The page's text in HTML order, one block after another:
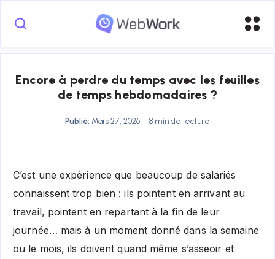
Encore à perdre du temps avec les feuilles
de temps hebdomadaires ?
Publié: Mars 27, 2026 8 min de lecture
C’est une expérience que beaucoup de salariés
connaissent trop bien : ils pointent en arrivant au
travail, pointent en repartant à la fin de leur
journée… mais à un moment donné dans la semaine
ou le mois, ils doivent quand même s’asseoir et